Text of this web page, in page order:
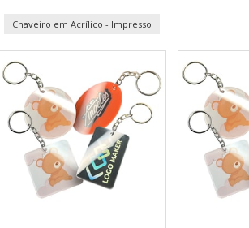
Chaveiro em Acrílico - Impresso